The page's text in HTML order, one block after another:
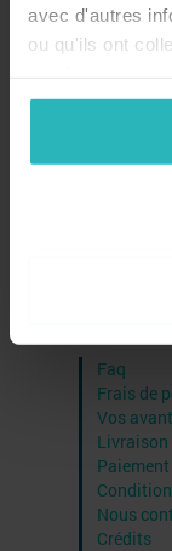
avec d'autres
ou qu'ils ont
Faq
Frais de
Vos
Livraison
Nous
Crédits